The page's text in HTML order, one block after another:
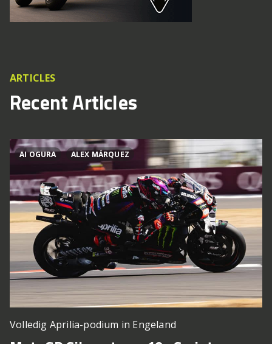
ARTICLES
Recent Articles
AI OGURA ALEX MÁRQUEZ
Volledig Aprilia-podium in Engeland